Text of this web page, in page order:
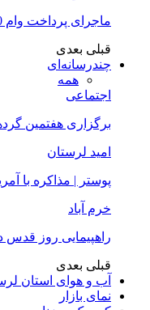
ماجرای پرداخت وام 100 میلیونی برای نوسازی تجهیزات کشاورزان لرستانی چیست؟
قبلی بعدی
چندرسانه‌ای
همه
اجتماعی
برگزاری هفتمین
امید لرستان
پوستر | مذاکره با
خرم آباد
راهپیمایی روز قدس
قبلی بعدی
آب و هوای استان
نمای بازار